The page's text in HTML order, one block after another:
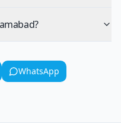
WhatsApp